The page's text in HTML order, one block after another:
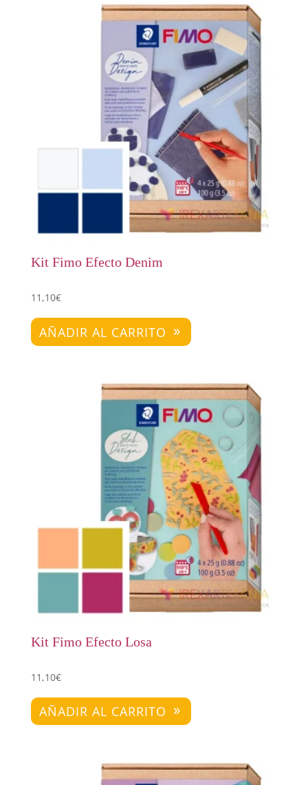
Kit Fimo Efecto Denim
11,10€
AÑADIR AL CARRITO
Kit Fimo Efecto Losa
11,10€
AÑADIR AL CARRITO